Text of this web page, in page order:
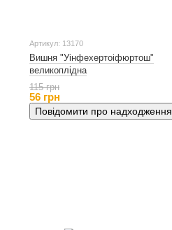
Артикул: 13170
Вишня "Уінфехертоіфюртош"
великоплідна
115 грн
56 грн
Повідомити про надходження